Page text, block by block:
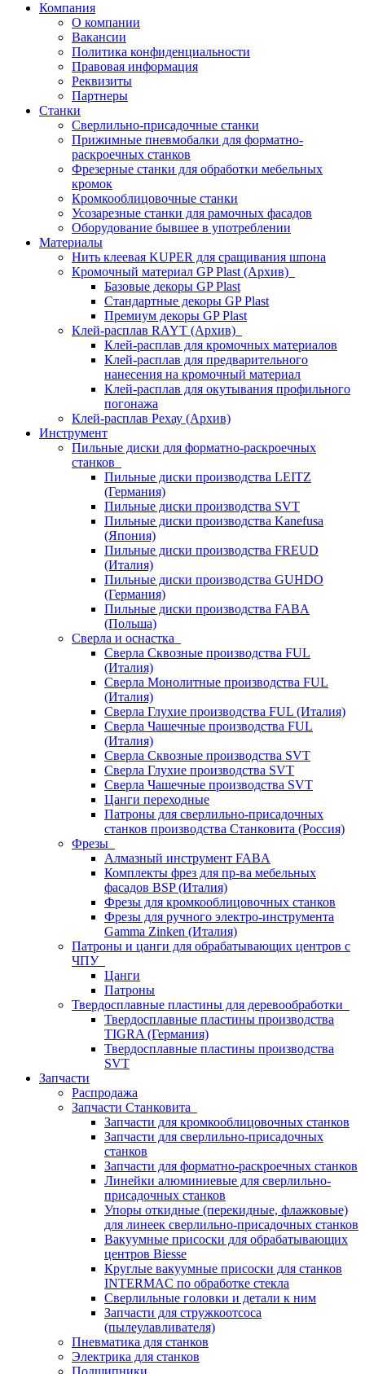
Компания
О компании
Вакансии
Политика конфиденциальности
Правовая информация
Реквизиты
Партнеры
Станки
Сверлильно-присадочные станки
Прижимные пневмобалки для форматно-
раскроечных станков
Фрезерные станки для обработки мебельных
кромок
Кромкооблицовочные станки
Усозарезные станки для рамочных фасадов
Оборудование бывшее в употреблении
Материалы
Нить клеевая KUPER для сращивания шпона
Кромочный материал GP Plast (Архив)
Базовые декоры GP Plast
Стандартные декоры GP Plast
Премиум декоры GP Plast
Клей-расплав RAYT (Архив)
Клей-расплав для кромочных материалов
Клей-расплав для предварительного
нанесения на кромочный материал
Клей-расплав для окутывания профильного
погонажа
Клей-расплав Рехау (Архив)
Инструмент
Пильные диски для форматно-раскроечных
станков
Пильные диски производства LEITZ
(Германия)
Пильные диски производства SVT
Пильные диски производства Kanefusa
(Япония)
Пильные диски производства FREUD
(Италия)
Пильные диски производства GUHDO
(Германия)
Пильные диски производства FABA
(Польша)
Сверла и оснастка
Сверла Сквозные производства FUL
(Италия)
Сверла Монолитные производства FUL
(Италия)
Сверла Глухие производства FUL (Италия)
Сверла Чашечные производства FUL
(Италия)
Сверла Сквозные производства SVT
Сверла Глухие производства SVT
Сверла Чашечные производства SVT
Цанги переходные
Патроны для сверлильно-присадочных
станков производства Станковита (Россия)
Фрезы
Алмазный инструмент FABA
Комплекты фрез для пр-ва мебельных
фасадов BSP (Италия)
Фрезы для кромкооблицовочных станков
Фрезы для ручного электро-инструмента
Gamma Zinken (Италия)
Патроны и цанги для обрабатывающих центров с
ЧПУ
Цанги
Патроны
Твердосплавные пластины для деревообработки
Твердосплавные пластины производства
TIGRA (Германия)
Твердосплавные пластины производства
SVT
Запчасти
Распродажа
Запчасти Станковита
Запчасти для кромкооблицовочных станков
Запчасти для сверлильно-присадочных
станков
Запчасти для форматно-раскроечных станков
Линейки алюминиевые для сверлильно-
присадочных станков
Упоры откидные (перекидные, флажковые)
для линеек сверлильно-присадочных станков
Вакуумные присоски для обрабатывающих
центров Biesse
Круглые вакуумные присоски для станков
INTERMAC по обработке стекла
Сверлильные головки и детали к ним
Запчасти для стружкоотсоса
(пылеулавливателя)
Пневматика для станков
Электрика для станков
Подшипники